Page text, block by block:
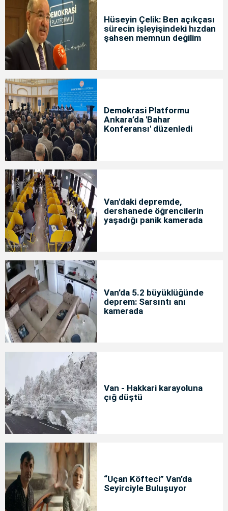
Hüseyin Çelik: Ben açıkçası
sürecin işleyişindeki hızdan
şahsen memnun değilim
Demokrasi Platformu
Ankara’da 'Bahar
Konferansı' düzenledi
Van'daki depremde,
dershanede öğrencilerin
yaşadığı panik kamerada
Van’da 5.2 büyüklüğünde
deprem: Sarsıntı anı
kamerada
Van - Hakkari karayoluna
çığ düştü
“Uçan Köfteci” Van’da
Seyirciyle Buluşuyor